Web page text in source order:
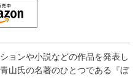
ョンや小説などの作品を発表し
山氏の名著のひとつである『ぼ